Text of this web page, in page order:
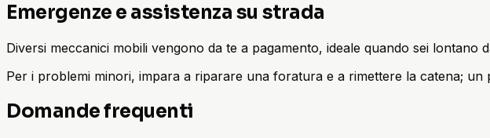
Emergenze e assistenza su strada
Diversi meccanici mobili vengono da te a pagamento, ideale quando sei lontano
Per i problemi minori, impara a riparare una foratura e a rimettere la catena;
Domande frequenti